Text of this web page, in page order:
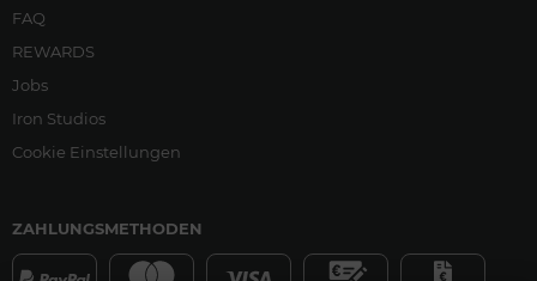
FAQ
REWARDS
Jobs
Iron Studios
Cookie Einstellungen
ZAHLUNGSMETHODEN